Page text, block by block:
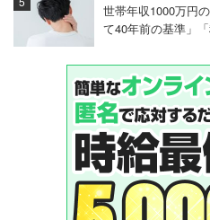
世帯年収1000万円
て40年前の基準」